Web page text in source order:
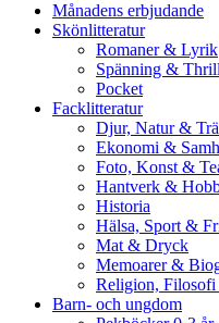
Månadens erbjudande
Skönlitteratur
Romaner & Lyrik
Spänning &
Pocket
Facklitteratur
Djur, Natur &
Ekonomi &
Foto, Konst &
Hantverk &
Historia
Hälsa, Sport &
Mat & Dryck
Memoarer &
Religion,
Barn- och ungdom